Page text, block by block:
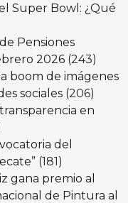
Super Bowl: ¿Qué
Pensiones
2026 (243)
boom de imágenes
sociales (206)
en
del
(181)
gana premio al
de Pintura al